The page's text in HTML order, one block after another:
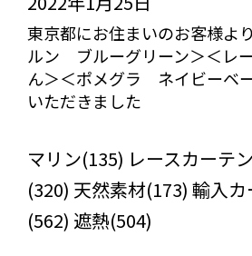
東京都にお住まいのお客様
ルン ブルーグリーン＞＜レ
ん＞＜ポメグラ ネイビーベ
いただきました
マリン(135) レースカーテ
(320) 天然素材(173) 輸入
(562) 遮熱(504)